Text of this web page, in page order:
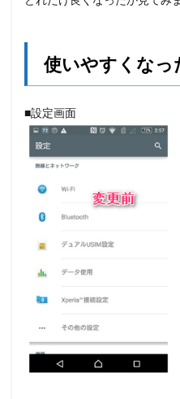
使いやすくなっ
■設定画面